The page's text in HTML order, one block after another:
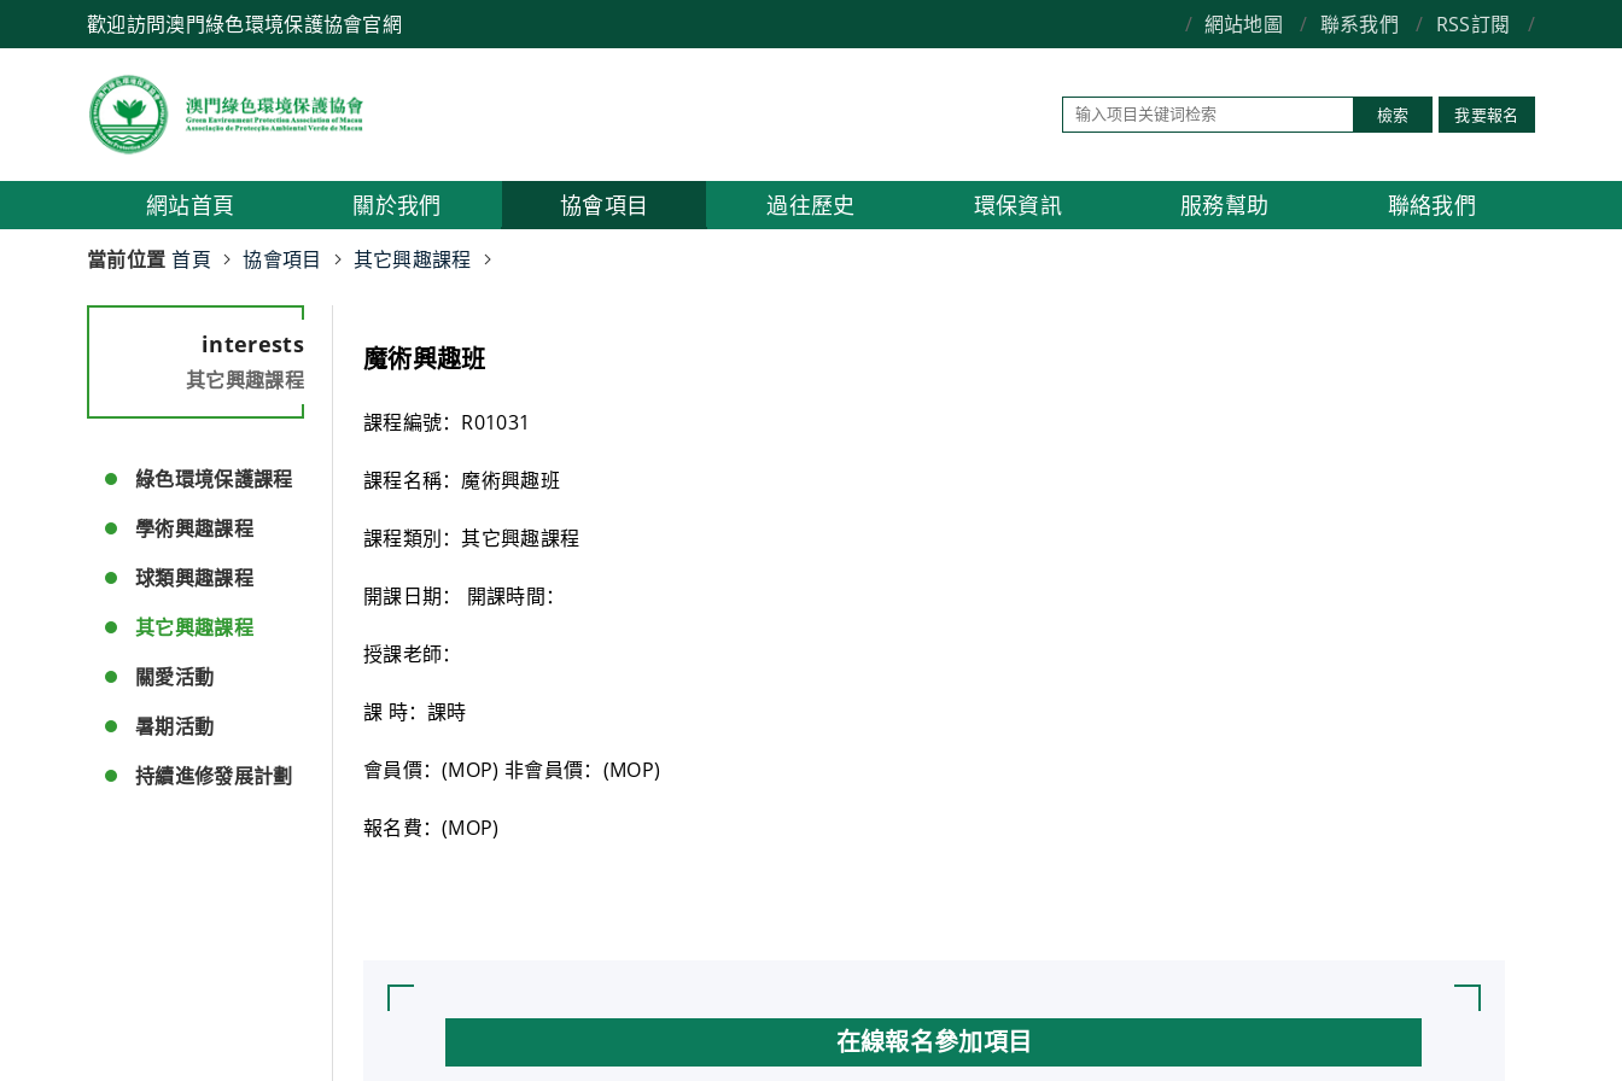
歡迎訪問澳門綠色環境保護協會官網 / 網站地圖 / 聯系我們 / RSS訂閱 /
檢索 我要報名
網站首頁 關於我們 協會項目 過往歷史 環保資訊 服務幫助 聯絡我們
當前位置 首頁 協會項目 其它興趣課程
interests
其它興趣課程
綠色環境保護課程
學術興趣課程
球類興趣課程
其它興趣課程
關愛活動
暑期活動
持續進修發展計劃
魔術興趣班
課程編號：R01031
課程名稱：魔術興趣班
課程類別：其它興趣課程
開課日期： 開課時間：
授課老師：
課 時：課時
會員價：(MOP) 非會員價：(MOP)
報名費：(MOP)
在線報名參加項目